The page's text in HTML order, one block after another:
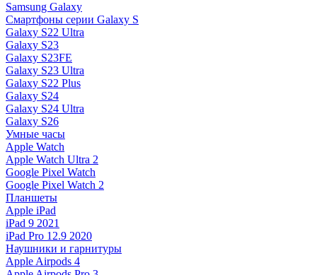
Samsung Galaxy
Смартфоны серии Galaxy S
Galaxy S22 Ultra
Galaxy S23
Galaxy S23FE
Galaxy S23 Ultra
Galaxy S22 Plus
Galaxy S24
Galaxy S24 Ultra
Galaxy S26
Умные часы
Apple Watch
Apple Watch Ultra 2
Google Pixel Watch
Google Pixel Watch 2
Планшеты
Apple iPad
iPad 9 2021
iPad Pro 12.9 2020
Наушники и гарнитуры
Apple Airpods 4